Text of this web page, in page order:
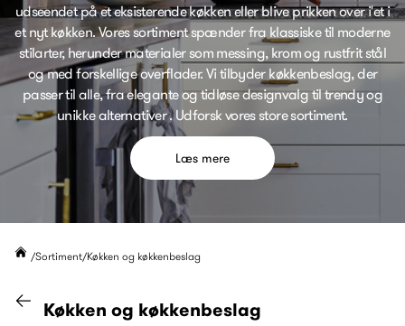
udseendet på et eksisterende køkken eller blive prikken over i'et i
et nyt køkken. Vores sortiment spænder fra klassiske til moderne
stilarter, herunder materialer som messing, krom og rustfrit stål
og med forskellige overflader. Vi tilbyder køkkenbeslag, der
passer til alle, fra elegante og tidløse designvalg til trendy og
unikke alternativer . Udforsk vores store sortiment.
Læs mere
Sortiment Køkken og køkkenbeslag
Gå til "Sortiment" kategori
Køkken og køkkenbeslag